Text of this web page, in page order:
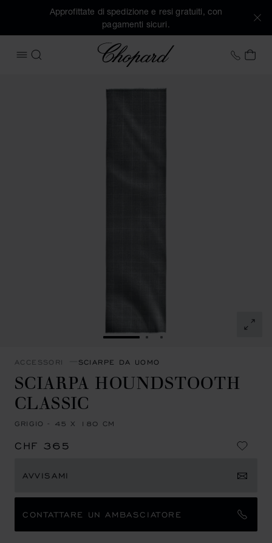
Approfittate di spedizione e resi gratuiti, con
pagamenti sicuri.
APRIRE IL MENU
CERCA
Chopard +41
IL
VAI ALLA SLIDE 1
VAI ALLA SLIDE 2
VAI ALLA SLIDE 3
ACCESSORI SCIARPE DA UOMO
SCIARPA HOUNDSTOOTH
CLASSIC
GRIGIO - 45 X 180 CM
CHF 365
AVVISAMI
CONTATTARE UN AMBASCIATORE